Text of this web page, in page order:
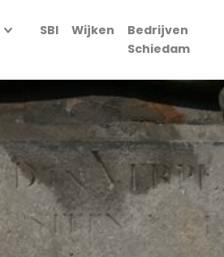
SBI Wijken
Bedrijven
Schiedam